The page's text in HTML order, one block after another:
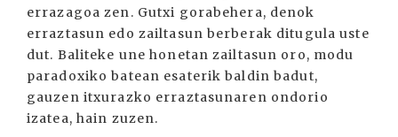
errazagoa zen. Gutxi gorabehera, denok
erraztasun edo zailtasun berberak ditugula uste
dut. Baliteke une honetan zailtasun oro, modu
paradoxiko batean esaterik baldin badut,
gauzen itxurazko erraztasunaren ondorio
izatea, hain zuzen.